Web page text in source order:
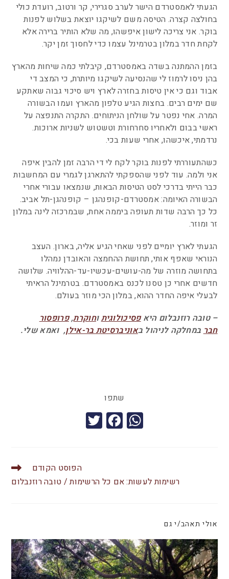
הגעתי לאמסטרדם הישר לערב סגרירי, קר ורטוב, רועדת כולי
בחולצה קצרה. הטיסה משם לשיקגו יוצאת בשלוש לפנות
בוקר. אני צריכה לישון איפשהו, מה שלא הותיר ברירה אלא
לקחת חדר במלון בטרמינל עצמו כדי לחסוך זמן יקר.
בזמן ההמתנה בשדה באמסטרדם, קיבלתי כמה שיחות מהארץ
בהן ניסו לרמוז לי שהנסיעה לשיקגו מיותרת, כי המצב די
אבוד וגם כי אין טיסות בחזרה לארץ ויש סיכוי גבוה שאתקע
שם ימים רבים. בחצות הגיע טלפון מהארץ ועמו הבשורה
המרה. אחי נפטר על שולחן הניתוחים. התקרה התנפצה על
ראשי בבום ולאחריו סחרחורת וטשטוש לשניות ארוכות.
נרדמתי, איכשהו, אחרי שעות בכי.
כשהתעוררתי לפנות בוקר לקח לי די הרבה זמן להבין איפה
אני ולמה. עוד לפני שהספקתי להתארגן לגמרי עם המחשבות
כבר הייתי בדרכי לסט הטיסות הבאות, שנמצאו עבורי אחרי
הבשורה האיומה: אמסטרדם-קופנהגן – קופנהגן-תל אביב.
כל כך הרבה שדות תעופה ביממה אחת, שבמרכזה לינה במלון
זר ומוזר.
הגעתי לארץ יומיים לפני שאחי הגיע אליה, בארון. העצב
הנוראי שאפף אותי, תחושת ההחמצה והאובדן נמהלו
בתחושה מוזרה של מה-עושים-עכשיו-עד-ההלוויה. שלושה
חדשים אחרי כן טסנו לכנס באמסטרדם. בטרמינל הראיתי
לבעלי איפה החדר ההוא, במלון הכי מוזר בעולם.
– טובה רוזנבלום היאפסיכולוגיתוחוקרת,פרופסור
חברבמחלקה לניהול באוניברסיטת בר-אילן, ואמא שלי.
שתפו
W
h
A
F
a
b
k
er
הפוסט הקודם
רשימות לעשות: אם כל הרשימות / טובה רוזנבלום
אולי תאהב/י גם